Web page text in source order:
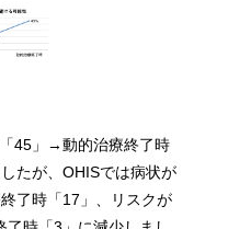
45」→動的治療終了時
たが、OHISでは病状が
了時「17」、リスクが